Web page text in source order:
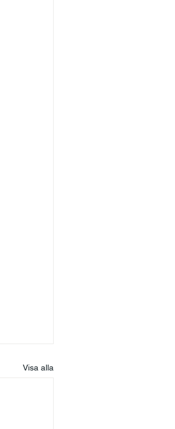
Visa alla